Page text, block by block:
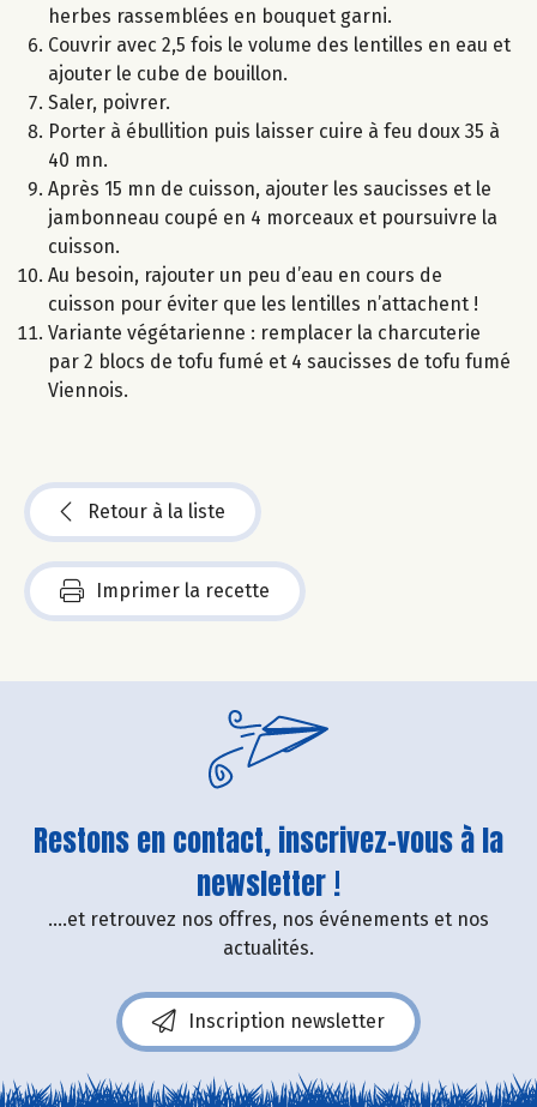
herbes rassemblées en bouquet garni.
Couvrir avec 2,5 fois le volume des lentilles en eau et
ajouter le cube de bouillon.
Saler, poivrer.
Porter à ébullition puis laisser cuire à feu doux 35 à
40 mn.
Après 15 mn de cuisson, ajouter les saucisses et le
jambonneau coupé en 4 morceaux et poursuivre la
cuisson.
Au besoin, rajouter un peu d’eau en cours de
cuisson pour éviter que les lentilles n’attachent !
Variante végétarienne : remplacer la charcuterie
par 2 blocs de tofu fumé et 4 saucisses de tofu fumé
Viennois.
Retour à la liste
Imprimer la recette
Restons en contact, inscrivez-vous à la
newsletter !
....et retrouvez nos offres, nos événements et nos
actualités.
Inscription newsletter